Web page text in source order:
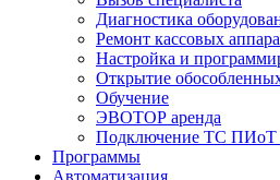
Диагностика
Ремонт кассовых
Настройка и
Открытие
Обучение
ЭВОТОР аренда
Подключение ТС
Программы
Автоматизация